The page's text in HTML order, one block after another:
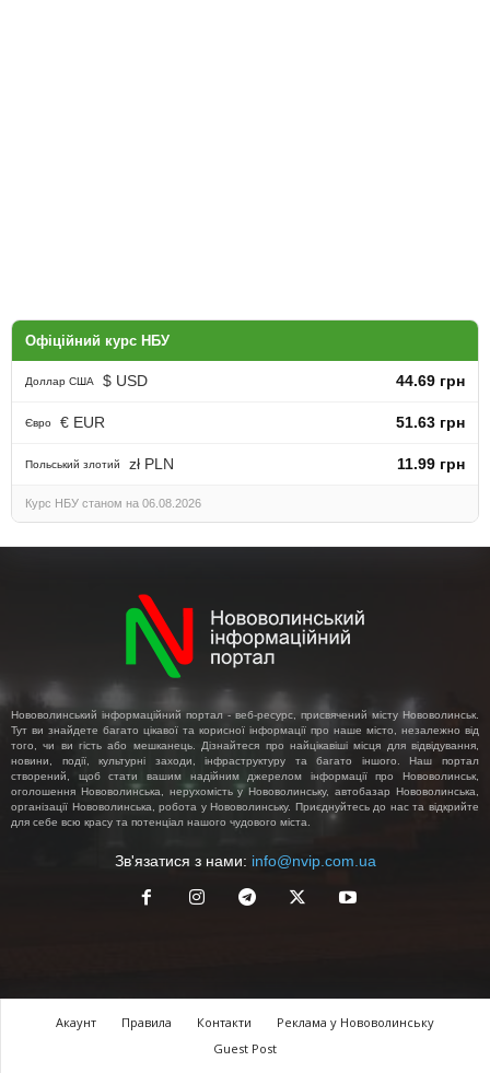
Офіційний курс НБУ
Доллар США $ USD 44.69 грн
Євро € EUR 51.63 грн
Польський злотий zł PLN 11.99 грн
Курс НБУ станом на 06.08.2026
Нововолинський інформаційний портал - веб-ресурс, присвячений місту Нововолинськ.
Тут ви знайдете багато цікавої та корисної інформації про наше місто, незалежно від
того, чи ви гість або мешканець. Дізнайтеся про найцікавіші місця для відвідування,
новини, події, культурні заходи, інфраструктуру та багато іншого. Наш портал
створений, щоб стати вашим надійним джерелом інформації про Нововолинськ,
оголошення Нововолинська, нерухомість у Нововолинську, автобазар Нововолинська,
організації Нововолинська, робота у Нововолинську. Приєднуйтесь до нас та відкрийте
для себе всю красу та потенціал нашого чудового міста.
Зв'язатися з нами: info@nvip.com.ua
Акаунт Правила Контакти
Реклама у Нововолинську
Guest Post